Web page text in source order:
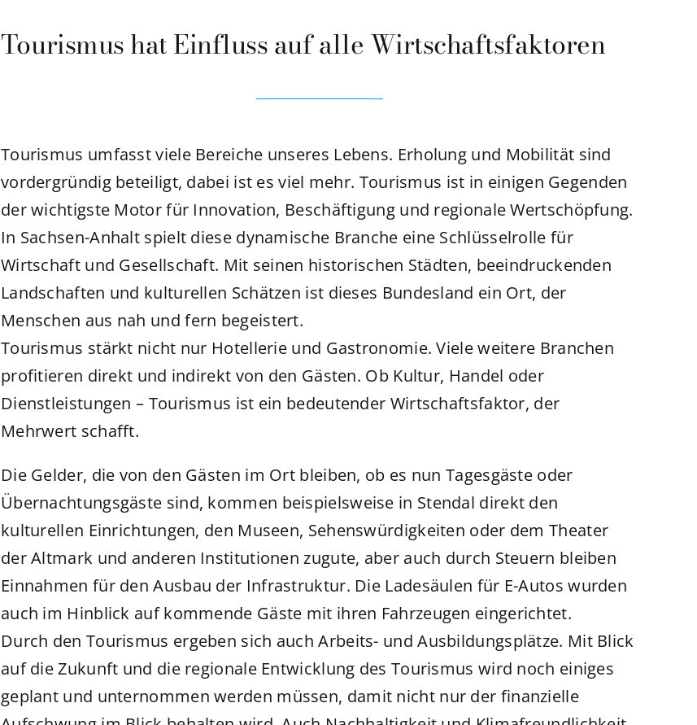
Tourismus hat Einfluss auf alle Wirtschaftsfaktoren
Tourismus umfasst viele Bereiche unseres Lebens. Erholung und Mobilität sind
vordergründig beteiligt, dabei ist es viel mehr. Tourismus ist in einigen Gegenden
der wichtigste Motor für Innovation, Beschäftigung und regionale Wertschöpfung.
In Sachsen-Anhalt spielt diese dynamische Branche eine Schlüsselrolle für
Wirtschaft und Gesellschaft. Mit seinen historischen Städten, beeindruckenden
Landschaften und kulturellen Schätzen ist dieses Bundesland ein Ort, der
Menschen aus nah und fern begeistert.
Tourismus stärkt nicht nur Hotellerie und Gastronomie. Viele weitere Branchen
profitieren direkt und indirekt von den Gästen. Ob Kultur, Handel oder
Dienstleistungen – Tourismus ist ein bedeutender Wirtschaftsfaktor, der
Mehrwert schafft.
Die Gelder, die von den Gästen im Ort bleiben, ob es nun Tagesgäste oder
Übernachtungsgäste sind, kommen beispielsweise in Stendal direkt den
kulturellen Einrichtungen, den Museen, Sehenswürdigkeiten oder dem Theater
der Altmark und anderen Institutionen zugute, aber auch durch Steuern bleiben
Einnahmen für den Ausbau der Infrastruktur. Die Ladesäulen für E-Autos wurden
auch im Hinblick auf kommende Gäste mit ihren Fahrzeugen eingerichtet.
Durch den Tourismus ergeben sich auch Arbeits- und Ausbildungsplätze. Mit Blick
auf die Zukunft und die regionale Entwicklung des Tourismus wird noch einiges
geplant und unternommen werden müssen, damit nicht nur der finanzielle